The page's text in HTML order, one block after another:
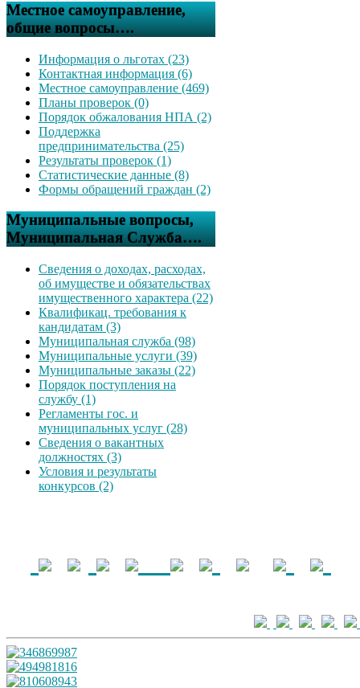
Местное самоуправление,
общие вопросы….
Информация о льготах (23)
Контактная информация (6)
Местное самоуправление (469)
Планы проверок (0)
Порядок обжалования НПА (2)
Поддержка
предпринимательства (25)
Результаты проверок (1)
Статистические данные (8)
Формы обращений граждан (2)
Муниципальные вопросы,
Муниципальная Служба….
Сведения о доходах, расходах,
об имуществе и обязательствах
имущественного характера (22)
Квалификац. требования к
кандидатам (3)
Муниципальная служба (98)
Муниципальные услуги (39)
Муниципальные заказы (22)
Порядок поступления на
службу (1)
Регламенты гос. и
муниципальных услуг (28)
Сведения о вакантных
должностях (3)
Условия и результаты
конкурсов (2)